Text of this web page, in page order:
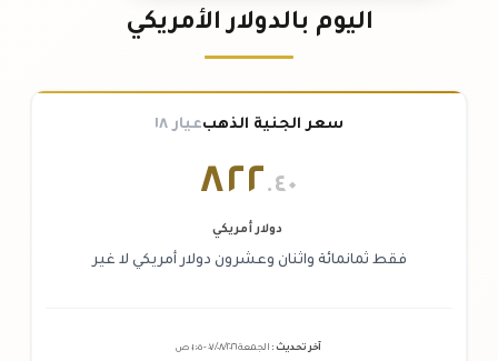
اليوم بالدولار الأمريكي
سعر الجنية الذهبعيار ١٨
٨٢٢.٤٠
دولار أمريكي
فقط ثمانمائة واثنان وعشرون دولار أمريكي لا غير
آخر تحديث : الجمعة ٠٧ /٠٨/٢٠٢٦ - ٠١:٠٥ ص